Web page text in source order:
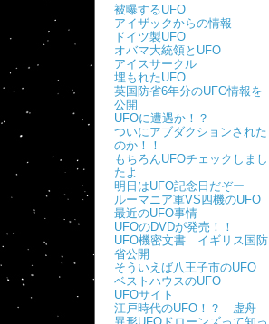
被曝するUFO
アイザックからの情報
ドイツ製UFO
オバマ大統領とUFO
アイスサークル
埋もれたUFO
英国防省6年分のUFO情報を
公開
UFOに遭遇か！？
ついにアブダクションされた
のか！！
もちろんUFOチェックしまし
たよ
明日はUFO記念日だぞー
ルーマニア軍VS四機のUFO
最近のUFO事情
UFOのDVDが発売！！
UFO機密文書 イギリス国防
省公開
そういえば八王子市のUFO
ベストハウスのUFO
UFOサイト
江戸時代のUFO！？ 虚舟